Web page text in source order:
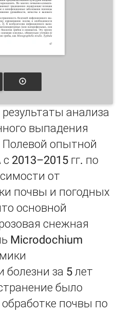
анализа
выпадения
опытной
2013–2015 гг. по
от
почвы и погодных
основной
снежная
Microdochium
болезни за 5 лет
было
почвы по